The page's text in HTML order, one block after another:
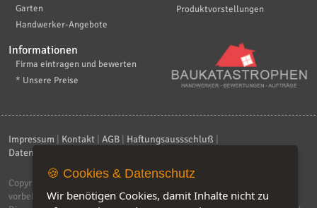
Garten
Handwerker-Angebote
Produktvorstellungen
Informationen
Firma eintragen und bewerten
* Unsere Preise
Impressum Kontakt AGB Haftungsaussschluß
Datenschutzerklärung
Copyright © 2026
vorbehalten.
🍪 Cookies & Datenschutz
Wir benötigen Cookies, damit Inhalte nicht zu